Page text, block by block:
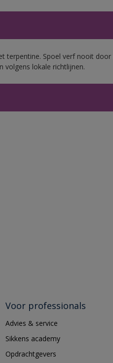
terpentine. Spoel verf nooit
volgens lokale richtlijnen.
Voor professionals
Advies & service
Sikkens academy
Opdrachtgevers